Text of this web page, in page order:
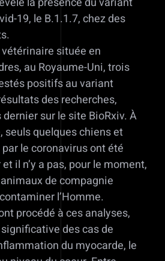
19, le B.1.1.7, chez des
située en
au Royaume-Uni, trois
positifs au variant
des recherches,
sur le site BioRxiv. À
seuls quelques chiens et
le coronavirus ont été
il n’y a pas, pour le moment,
de compagnie
l’Homme.
procédé à ces analyses,
des cas de
du myocarde, le